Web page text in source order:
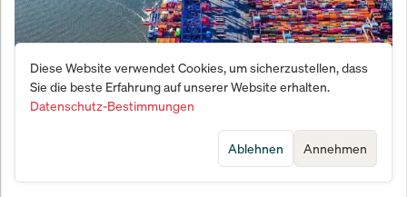
Hamburger Hafenriese kappt Prognose: Der eigene
Diese Website verwendet Cookies, um sicherzustellen, dass
Sie die beste Erfahrung auf unserer Website erhalten.
Datenschutz-Bestimmungen
Annehmen
Ablehnen